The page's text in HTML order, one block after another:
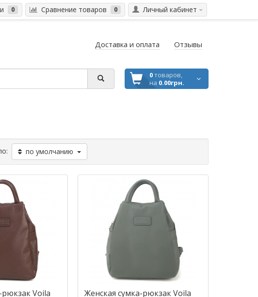
0 Сравнение товаров 0 Личный кабинет
Доставка и оплата Отзывы
0товаров,
на 0.00грн.
по умолчанию
Voila
Женская сумка-рюкзак Voila